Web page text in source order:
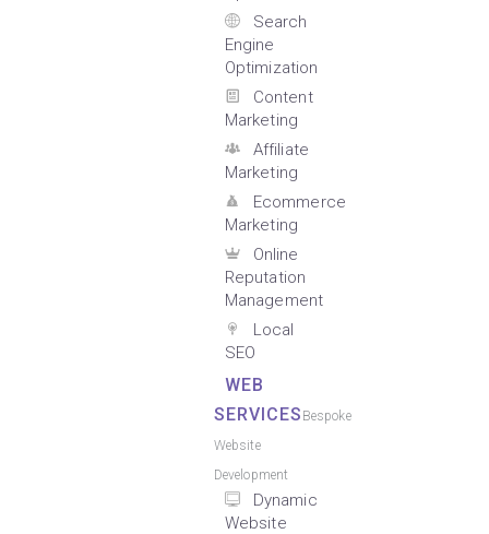
Search
Engine
Optimization
Content
Marketing
Affiliate
Marketing
Ecommerce
Marketing
Online
Reputation
Management
Local
SEO
WEB
SERVICES Bespoke
Website
Development
Dynamic
Website